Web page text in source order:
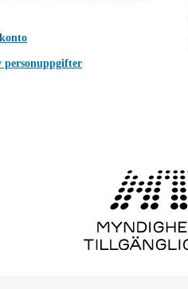
personuppgifter